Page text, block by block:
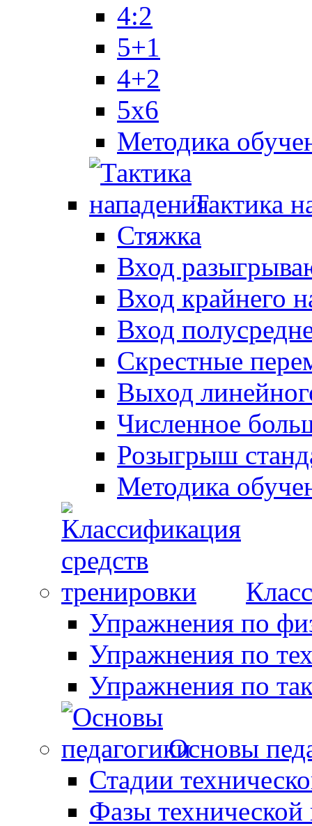
4:2
5+1
4+2
5x6
Методика
Тактика
Стяжка
Вход
Вход крайнего
Вход
Скрестные
Выход
Численное
Розыгрыш
Методика
Упражнения по
Упражнения по
Упражнения по
Основы
Стадии
Фазы технической